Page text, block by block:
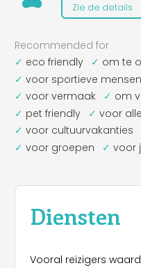
Zie de details
Recommended for
eco friendly
om te
voor sportieve mensen
voor vermaak
om
pet friendly
voor
voor cultuurvakanties
voor groepen
voor
Diensten
Vooral reizigers